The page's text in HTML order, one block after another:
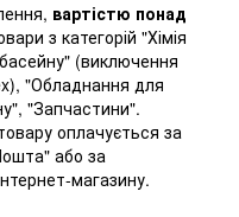
вартістю понад
з категорій "Хімія
(виключення
"Обладнання для
"Запчастини".
оплачується за
або за
магазину.